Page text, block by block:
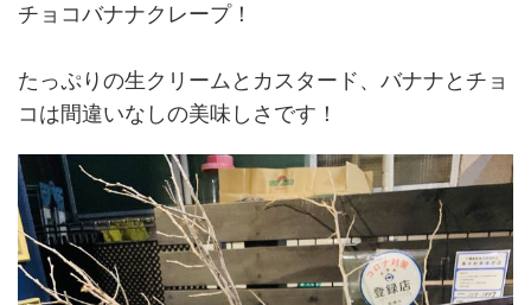
チョコバナナクレープ！
たっぷりの生クリームとカスタード、バナナとチョ
コは間違いなしの美味しさです！